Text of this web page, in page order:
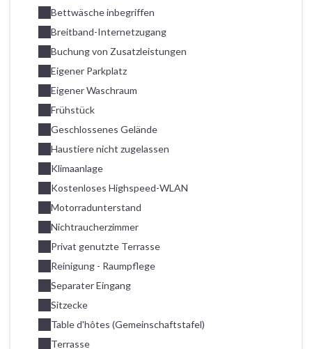
Bettwäsche inbegriffen
Breitband-Internetzugang
Buchung von Zusatzleistungen
Eigener Parkplatz
Eigener Waschraum
Frühstück
Geschlossenes Gelände
Haustiere nicht zugelassen
Klimaanlage
Kostenloses Highspeed-WLAN
Motorradunterstand
Nichtraucherzimmer
Privat genutzte Terrasse
Reinigung - Raumpflege
Separater Eingang
Sitzecke
Table d'hôtes (Gemeinschaftstafel)
Terrasse